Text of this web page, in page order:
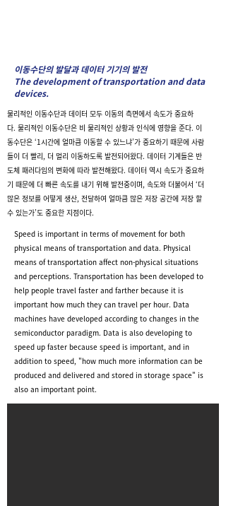
이동수단의 발달과 데이터 기기의 발전
The development of transportation and data
devices.
물리적인 이동수단과 데이터 모두 이동의 측면에서 속도가 중요하
다. 물리적인 이동수단은 비 물리적인 상황과 인식에 영향을 준다. 이
동수단은 ‘1시간에 얼마큼 이동할 수 있느냐’가 중요하기 때문에 사람
들이 더 빨리, 더 멀리 이동하도록 발전되어왔다. 데이터 기계들은 반
도체 패러다임의 변화에 따라 발전해왔다. 데이터 역시 속도가 중요하
기 때문에 더 빠른 속도를 내기 위해 발전중이며, 속도와 더불어서 ‘더
많은 정보를 어떻게 생산, 전달하여 얼마큼 많은 저장 공간에 저장 할
수 있는가’도 중요한 지점이다.
Speed is important in terms of movement for both
physical means of transportation and data. Physical
means of transportation affect non-physical situations
and perceptions. Transportation has been developed to
help people travel faster and farther because it is
important how much they can travel per hour. Data
machines have developed according to changes in the
semiconductor paradigm. Data is also developing to
speed up faster because speed is important, and in
addition to speed, "how much more information can be
produced and delivered and stored in storage space" is
also an important point.